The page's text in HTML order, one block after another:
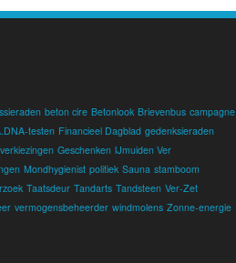
beton cire Betonlook Brievenbus campagne
testen Financieel Dagblad gedenksieraden
Geschenken IJmuiden Ver
Mondhygienist politiek Sauna stamboom
Taatsdeur Tandarts Tandsteen Ver-Zet
vermogensbeheerder windmolens Zonne-energie